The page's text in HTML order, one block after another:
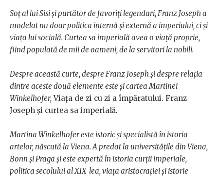
Soț al lui Sisi și purtător de favoriți legendari, Franz Joseph a
modelat nu doar politica internă și externă a imperiului, ci și
viața lui socială. Curtea sa imperială avea o viață proprie,
fiind populată de mii de oameni, de la servitori la nobili.
Despre această curte, despre Franz Joseph și despre relația
dintre aceste două elemente este și cartea Martinei
Winkelhofer,Viața de zi cu zi a împăratului. Franz
Joseph și curtea sa imperială.
Martina Winkelhofer este istoric și specialistă în istoria
artelor, născută la Viena. A predat la universitățile din Viena,
Bonn și Praga și este expertă în istoria curții imperiale,
politica secolului al XIX-lea, viața aristocrației și istorie